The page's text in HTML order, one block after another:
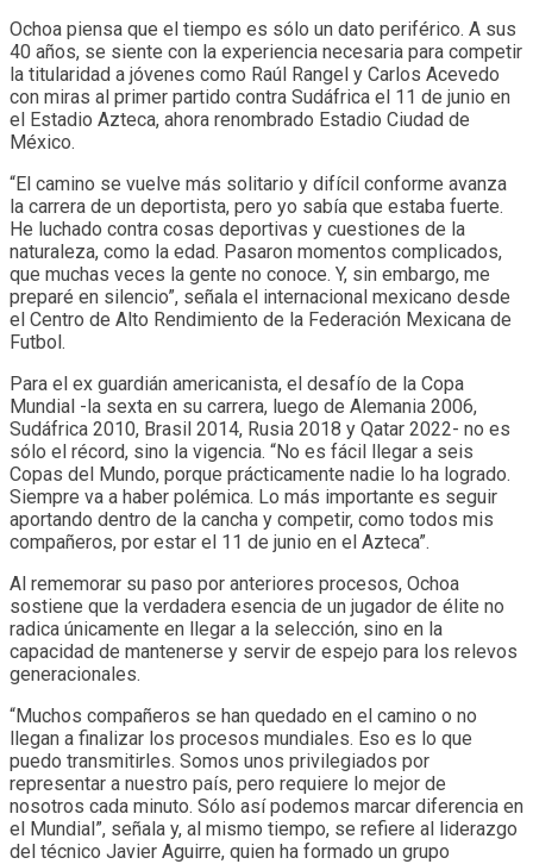
Ochoa piensa que el tiempo es sólo un dato periférico. A sus
40 años, se siente con la experiencia necesaria para competir
la titularidad a jóvenes como Raúl Rangel y Carlos Acevedo
con miras al primer partido contra Sudáfrica el 11 de junio en
el Estadio Azteca, ahora renombrado Estadio Ciudad de
México.
“El camino se vuelve más solitario y difícil conforme avanza
la carrera de un deportista, pero yo sabía que estaba fuerte.
He luchado contra cosas deportivas y cuestiones de la
naturaleza, como la edad. Pasaron momentos complicados,
que muchas veces la gente no conoce. Y, sin embargo, me
preparé en silencio”, señala el internacional mexicano desde
el Centro de Alto Rendimiento de la Federación Mexicana de
Futbol.
Para el ex guardián americanista, el desafío de la Copa
Mundial -la sexta en su carrera, luego de Alemania 2006,
Sudáfrica 2010, Brasil 2014, Rusia 2018 y Qatar 2022- no es
sólo el récord, sino la vigencia. “No es fácil llegar a seis
Copas del Mundo, porque prácticamente nadie lo ha logrado.
Siempre va a haber polémica. Lo más importante es seguir
aportando dentro de la cancha y competir, como todos mis
compañeros, por estar el 11 de junio en el Azteca”.
Al rememorar su paso por anteriores procesos, Ochoa
sostiene que la verdadera esencia de un jugador de élite no
radica únicamente en llegar a la selección, sino en la
capacidad de mantenerse y servir de espejo para los relevos
generacionales.
“Muchos compañeros se han quedado en el camino o no
llegan a finalizar los procesos mundiales. Eso es lo que
puedo transmitirles. Somos unos privilegiados por
representar a nuestro país, pero requiere lo mejor de
nosotros cada minuto. Sólo así podemos marcar diferencia en
el Mundial”, señala y, al mismo tiempo, se refiere al liderazgo
del técnico Javier Aguirre, quien ha formado un grupo